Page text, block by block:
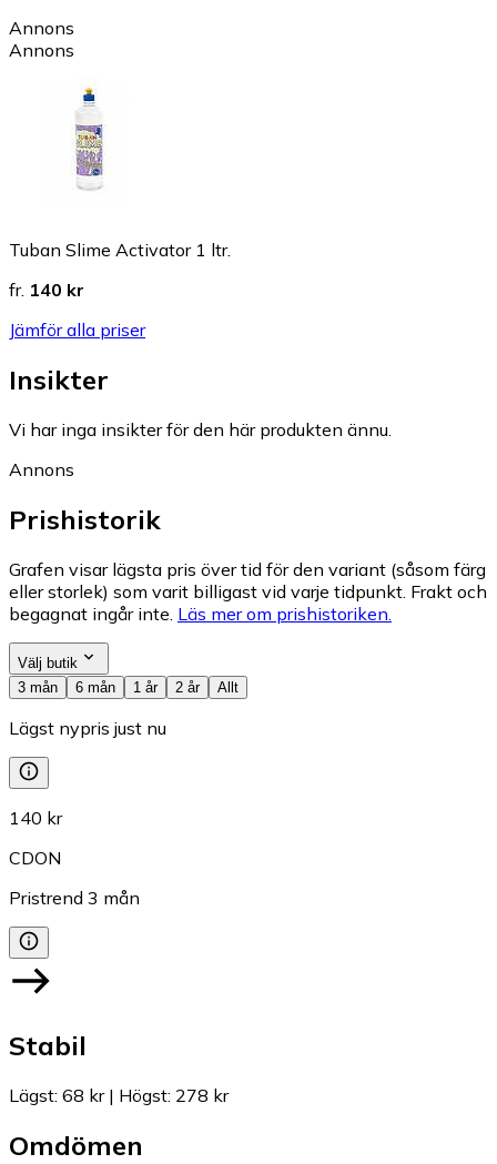
Annons
Annons
Tuban Slime Activator 1 ltr.
fr. 140 kr
Jämför alla priser
Insikter
Vi har inga insikter för den här produkten ännu.
Annons
Prishistorik
Grafen visar lägsta pris över tid för den variant (såsom färg
eller storlek) som varit billigast vid varje tidpunkt. Frakt och
begagnat ingår inte. Läs mer om prishistoriken.
Välj butik
3 mån
6 mån 1 år 2 år Allt
Lägst nypris just nu
140 kr
CDON
Pristrend 3 mån
Stabil
Lägst: 68 kr| Högst: 278 kr
Omdömen